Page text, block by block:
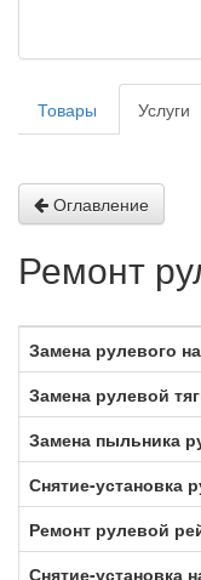
Товары Услуги
Оглавление
Ремонт
Замена рулевого
Замена рулевой
Замена пыльника
Снятие-установка
Ремонт рулевой
Снятие-установка